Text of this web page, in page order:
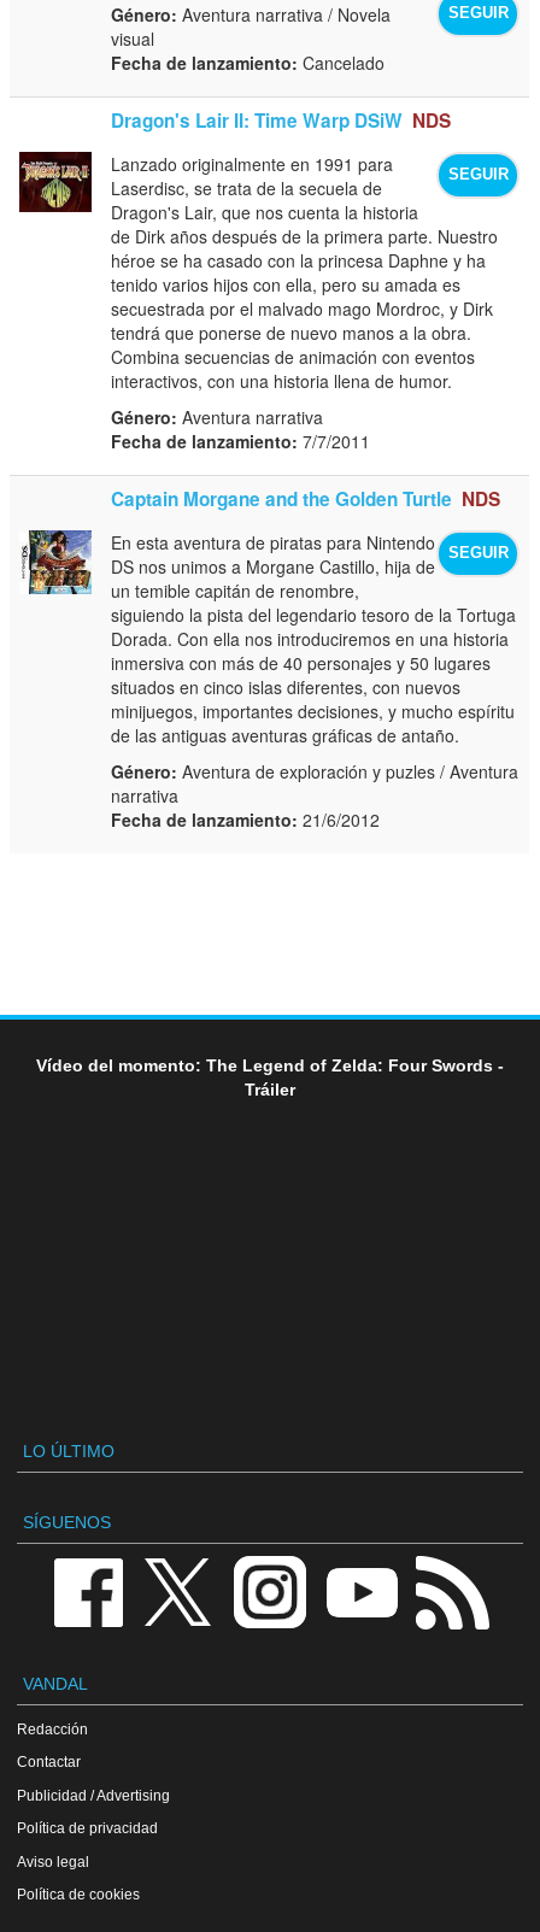
SEGUIR
Género: Aventura narrativa / Novela
visual
Fecha de lanzamiento: Cancelado
Dragon's Lair II: Time Warp DSiW NDS
SEGUIR
Lanzado originalmente en 1991 para
Laserdisc, se trata de la secuela de
Dragon's Lair, que nos cuenta la historia
de Dirk años después de la primera parte. Nuestro
héroe se ha casado con la princesa Daphne y ha
tenido varios hijos con ella, pero su amada es
secuestrada por el malvado mago Mordroc, y Dirk
tendrá que ponerse de nuevo manos a la obra.
Combina secuencias de animación con eventos
interactivos, con una historia llena de humor.
Género: Aventura narrativa
Fecha de lanzamiento: 7/7/2011
Captain Morgane and the Golden Turtle NDS
SEGUIR
En esta aventura de piratas para Nintendo
DS nos unimos a Morgane Castillo, hija de
un temible capitán de renombre,
siguiendo la pista del legendario tesoro de la Tortuga
Dorada. Con ella nos introduciremos en una historia
inmersiva con más de 40 personajes y 50 lugares
situados en cinco islas diferentes, con nuevos
minijuegos, importantes decisiones, y mucho espíritu
de las antiguas aventuras gráficas de antaño.
Género: Aventura de exploración y puzles / Aventura
narrativa
Fecha de lanzamiento: 21/6/2012
Vídeo del momento: The Legend of Zelda: Four Swords -
Tráiler
LO ÚLTIMO
SÍGUENOS
VANDAL
Redacción
Contactar
Publicidad / Advertising
Política de privacidad
Aviso legal
Política de cookies